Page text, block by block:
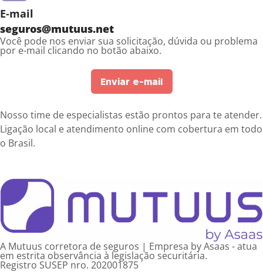
E-mail
seguros@mutuus.net
Você pode nos enviar sua solicitação, dúvida ou problema
por e-mail clicando no botão abaixo.
Enviar e-mail
Nosso time de especialistas estão prontos para te atender.
Ligação local e atendimento online com cobertura em todo
o Brasil.
A Mutuus corretora de seguros | Empresa by Asaas - atua
em estrita observância à legislação securitária.
Registro SUSEP nro. 202001875